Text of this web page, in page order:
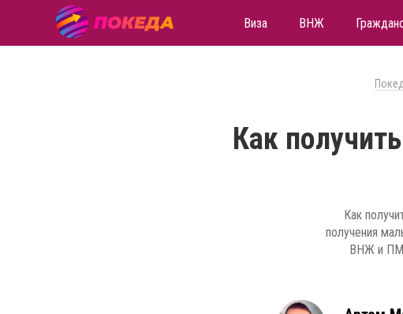
Виза ВНЖ
Как
Как
получения
ВНЖ и